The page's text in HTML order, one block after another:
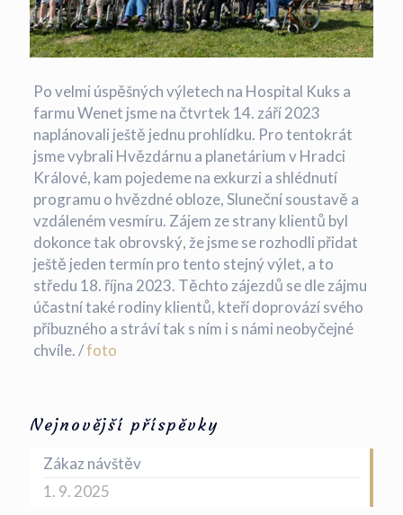
Po velmi úspěšných výletech na Hospital Kuks a
farmu Wenet jsme na čtvrtek 14. září 2023
naplánovali ještě jednu prohlídku. Pro tentokrát
jsme vybrali Hvězdárnu a planetárium v Hradci
Králové, kam pojedeme na exkurzi a shlédnutí
programu o hvězdné obloze, Sluneční soustavě a
vzdáleném vesmíru. Zájem ze strany klientů byl
dokonce tak obrovský, že jsme se rozhodli přidat
ještě jeden termín pro tento stejný výlet, a to
středu 18. října 2023. Těchto zájezdů se dle zájmu
účastní také rodiny klientů, kteří doprovází svého
příbuzného a stráví tak s ním i s námi neobyčejné
chvíle. /foto
Nejnovější příspěvky
Zákaz návštěv
1. 9. 2025